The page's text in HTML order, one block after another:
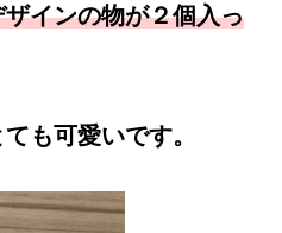
インの物が２個入っ
も可愛いです。